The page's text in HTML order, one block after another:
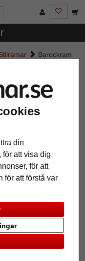
din
att visa dig
för att
för att förstå var
Barockram
Color